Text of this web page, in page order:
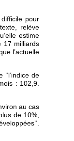
pour
relève
estime
17 milliards
l’actuelle
de
: 102,9.
au cas
de 10%,